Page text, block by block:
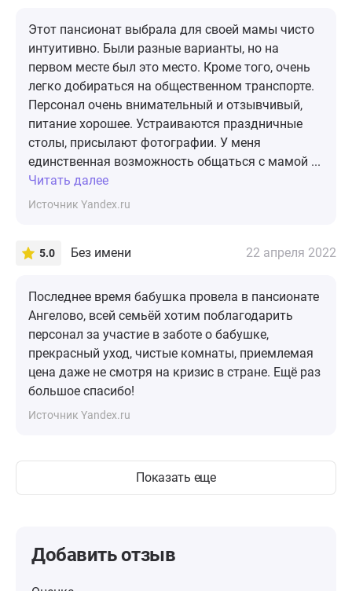
Этот пансионат выбрала для своей мамы чисто
интуитивно. Были разные варианты, но на
первом месте был это место. Кроме того, очень
легко добираться на общественном транспорте.
Персонал очень внимательный и отзывчивый,
питание хорошее. Устраиваются праздничные
столы, присылают фотографии. У меня
единственная возможность общаться с мамой ...
Читать далее
Источник Yandex.ru
5.0 Без имени 22 апреля 2022
Последнее время бабушка провела в пансионате
Ангелово, всей семьёй хотим поблагодарить
персонал за участие в заботе о бабушке,
прекрасный уход, чистые комнаты, приемлемая
цена даже не смотря на кризис в стране. Ещё раз
большое спасибо!
Источник Yandex.ru
Показать еще
Добавить отзыв